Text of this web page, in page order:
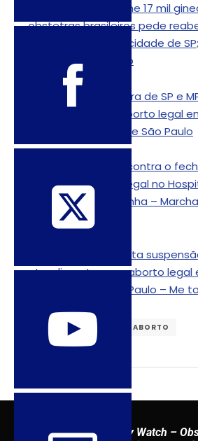
Federação que reúne 17 mil
obstetras brasileiros pede
de aborto legal na cidade de
repúdio – Viomundo
PSOL cobra Prefeitura de SP e
de realização de aborto legal
referência – Folha de São Paulo
Nota da MMM – SP contra o
serviço de aborto legal no
Vila Nova Cachoeirinha –
Mulheres
Me Too Brasil lamenta
atendimento para aborto legal
referência em São Paulo – Me
BRASIL DIREITO AO ABORTO
Sexuality Policy Watch –